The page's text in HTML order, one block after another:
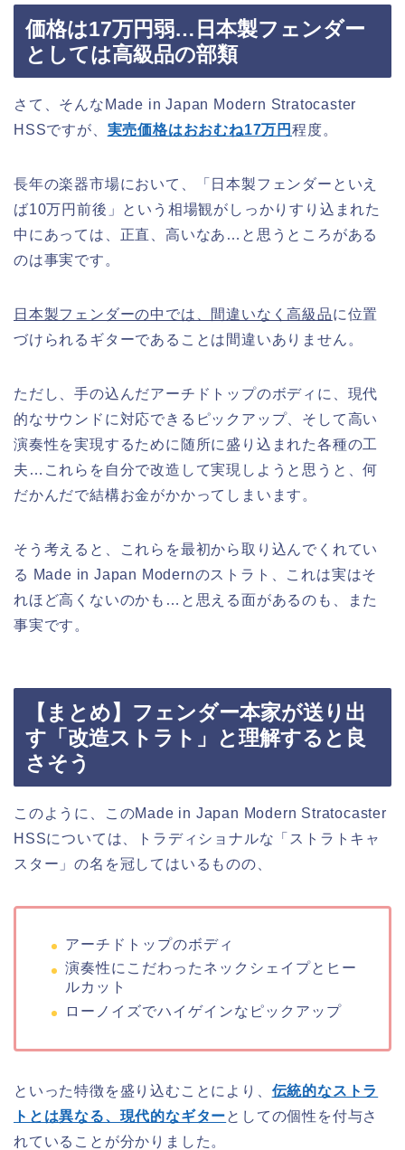
価格は17万円弱…日本製フェンダー
としては高級品の部類
さて、そんなMade in Japan Modern Stratocaster
HSSですが、 実売価格はおおむね17万円程度。
長年の楽器市場において、「日本製フェンダーといえ
ば10万円前後」という相場観がしっかりすり込まれた
中にあっては、正直、高いなあ…と思うところがある
のは事実です。
日本製フェンダーの中では、間違いなく高級品に位置
づけられるギターであることは間違いありません。
ただし、手の込んだアーチドトップのボディに、現代
的なサウンドに対応できるピックアップ、そして高い
演奏性を実現するために随所に盛り込まれた各種の工
夫…これらを自分で改造して実現しようと思うと、何
だかんだで結構お金がかかってしまいます。
そう考えると、これらを最初から取り込んでくれてい
る Made in Japan Modernのストラト、これは実はそ
れほど高くないのかも…と思える面があるのも、また
事実です。
【まとめ】フェンダー本家が送り出
す「改造ストラト」と理解すると良
さそう
このように、このMade in Japan Modern Stratocaster
HSSについては、トラディショナルな「ストラトキャ
スター」の名を冠してはいるものの、
アーチドトップのボディ
演奏性にこだわったネックシェイプとヒー
ルカット
ローノイズでハイゲインなピックアップ
といった特徴を盛り込むことにより、 伝統的なストラ
トとは異なる、現代的なギターとしての個性を付与さ
れていることが分かりました。